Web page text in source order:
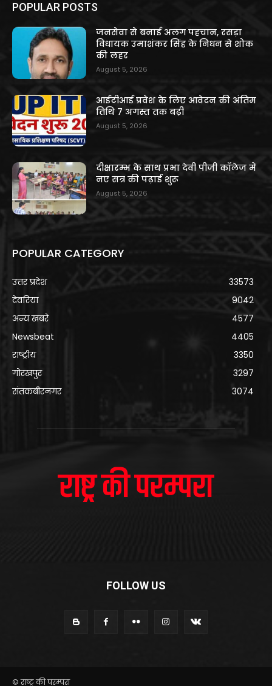
POPULAR POSTS
जनसेवा से बनाई अलग पहचान, रसड़ा
विधायक उमाशंकर सिंह के निधन से शोक
की लहर
August 5, 2026
आईटीआई प्रवेश के लिए आवेदन की अंतिम
तिथि 7 अगस्त तक बढ़ी
August 5, 2026
दीक्षारम्भ के साथ प्रभा देवी पीजी कॉलेज में
नए सत्र की पढ़ाई शुरू
August 5, 2026
POPULAR CATEGORY
उत्तर प्रदेश
33573
देवरिया
9042
अन्य खबरे
4577
Newsbeat
4405
राष्ट्रीय
3350
गोरखपुर
3297
संतकबीरनगर
3074
FOLLOW US
© राष्ट्र की परम्परा